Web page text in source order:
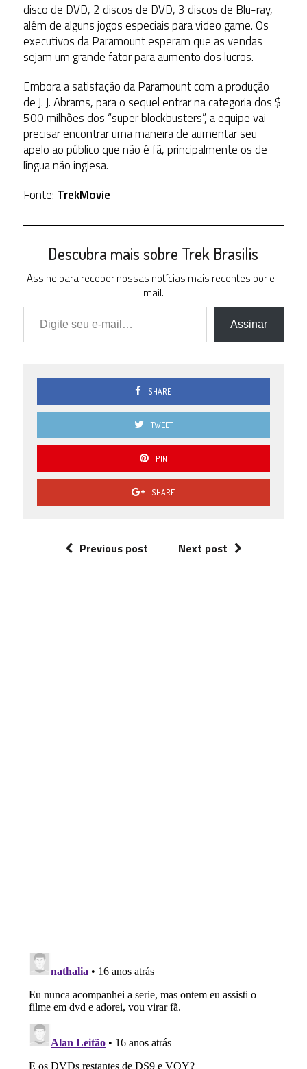
disco de DVD, 2 discos de DVD, 3 discos de Blu-ray,
além de alguns jogos especiais para video game. Os
executivos da Paramount esperam que as vendas
sejam um grande fator para aumento dos lucros.
Embora a satisfação da Paramount com a produção
de J. J. Abrams, para o sequel entrar na categoria dos $
500 milhões dos “super blockbusters”, a equipe vai
precisar encontrar uma maneira de aumentar seu
apelo ao público que não é fã, principalmente os de
língua não inglesa.
Fonte: TrekMovie
Descubra mais sobre Trek Brasilis
Assine para receber nossas notícias mais recentes por e-
mail.
Digite seu e-mail…
Assinar
SHARE
TWEET
PIN
SHARE
Previous post Next post